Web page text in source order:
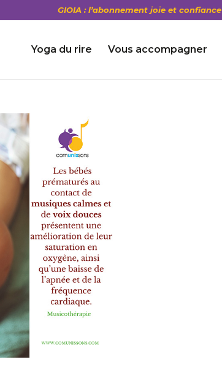
GIOIA : l’abonnement joie et confiance
Yoga du rire Vous accompagner